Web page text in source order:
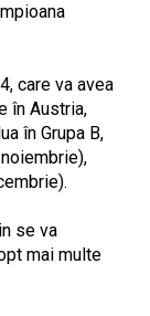
care va avea
în Austria,
în Grupa B,
se va
mai multe